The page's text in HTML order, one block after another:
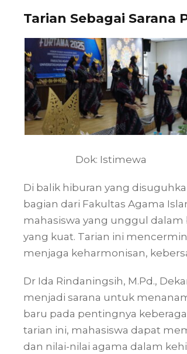
Tarian Sebagai Sarana
Dok: Istimewa
Di balik hiburan yang
bagian dari Fakultas Agama
mahasiswa yang unggul
yang kuat. Tarian ini
menjaga keharmonisan,
Dr Ida Rindaningsih, M.Pd.,
menjadi sarana untuk
baru pada pentingnya
tarian ini, mahasiswa dapat
dan nilai-nilai agama dalam